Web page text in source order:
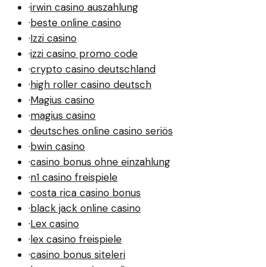
·irwin casino auszahlung
·beste online casino
·Izzi casino
·izzi casino promo code
·crypto casino deutschland
·high roller casino deutsch
·Magius casino
·magius casino
·deutsches online casino seriös
·bwin casino
·casino bonus ohne einzahlung
·n1 casino freispiele
·costa rica casino bonus
·black jack online casino
·Lex casino
·lex casino freispiele
·casino bonus siteleri